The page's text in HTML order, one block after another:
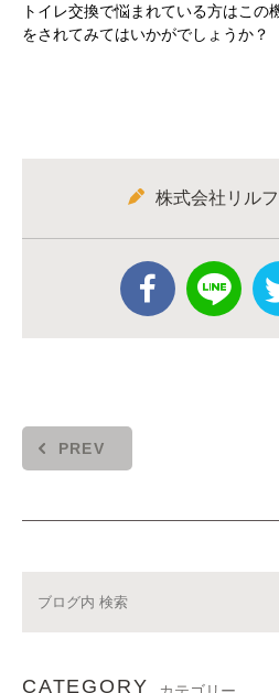
トイレ交換で悩まれている方はこの
をされてみてはいかがでしょうか？
株式会社リル
PREV
CATEGORY